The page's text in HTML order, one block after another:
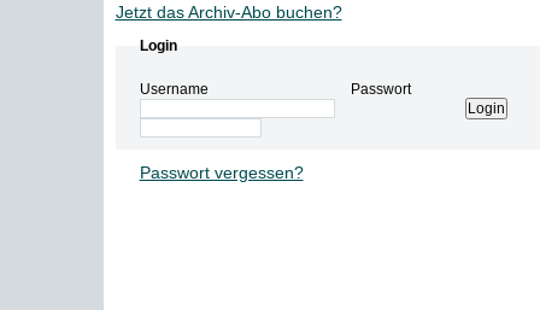
Jetzt das Archiv-Abo buchen?
Login
Username Passwort
Passwort vergessen?